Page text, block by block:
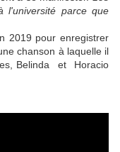
l'université parce que
2019 pour enregistrer
chanson à laquelle il
Belinda et Horacio